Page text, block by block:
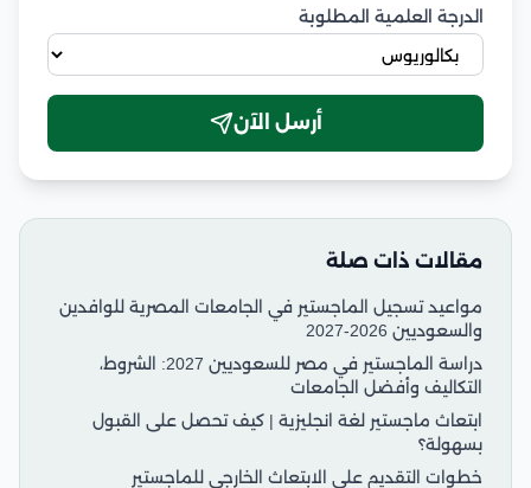
الدرجة العلمية المطلوبة
أرسل الآن
مقالات ذات صلة
مواعيد تسجيل الماجستير في الجامعات المصرية للوافدين
والسعوديين 2026-2027
دراسة الماجستير في مصر للسعوديين 2027: الشروط،
التكاليف وأفضل الجامعات
ابتعاث ماجستير لغة انجليزية | كيف تحصل على القبول
بسهولة؟
خطوات التقديم على الابتعاث الخارجي للماجستير